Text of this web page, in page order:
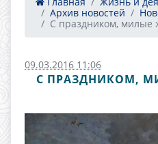
Архив новостей
С праздником, милые
09.03.2016 11:06
С ПРАЗДНИКОМ,